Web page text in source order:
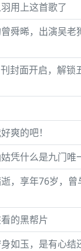
用上这首歌了
舜晞，出演吴老
封面开启，解锁
爽的吧！
凭什么是九门唯
，享年76岁，曾
的黑帮片
如玉，是有心结